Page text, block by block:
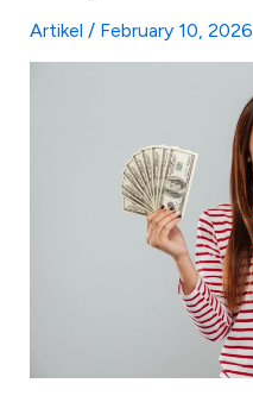
Artikel / February 10, 2026